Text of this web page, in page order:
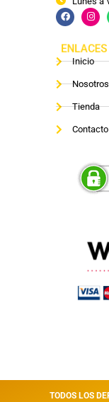
ENLACES
Inicio
Nosotros
Tienda
Contacto
TODOS LOS